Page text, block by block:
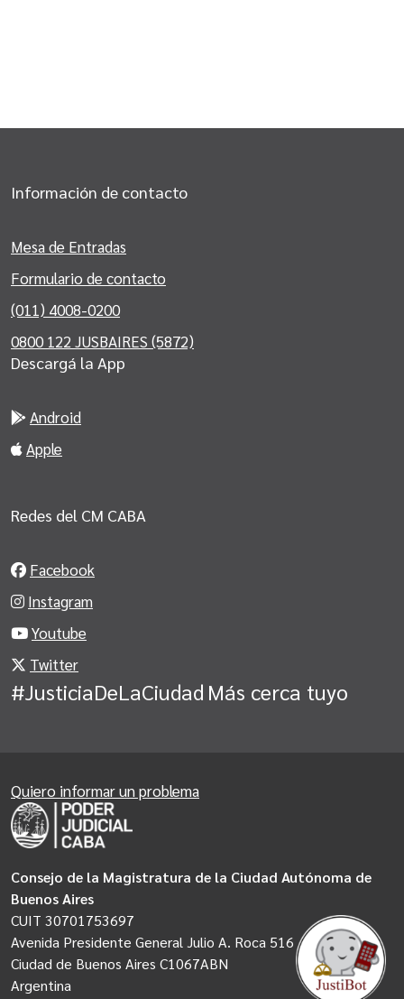
Información de contacto
Mesa de Entradas
Formulario de contacto
(011) 4008-0200
0800 122 JUSBAIRES (5872)
Descargá la App
Android
Apple
Redes del CM CABA
Facebook
Instagram
Youtube
Twitter
#JusticiaDeLaCiudad Más cerca tuyo
Consejo de la Magistratura de la Ciudad Autónoma de
Buenos Aires
CUIT 30701753697
Avenida Presidente General Julio A. Roca 516
Ciudad de Buenos Aires C1067ABN
Argentina
Quiero informar un problema